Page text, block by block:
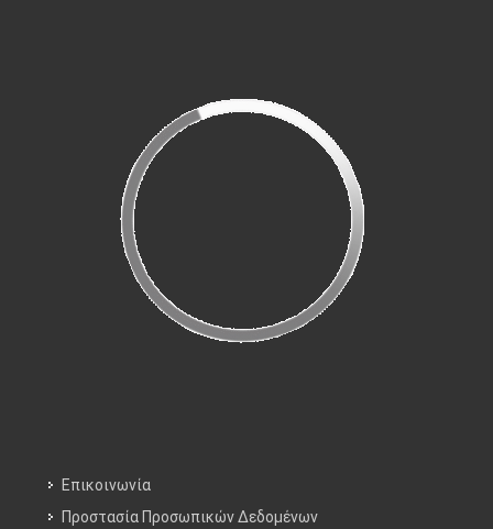
Επικοινωνία
Προστασία Προσωπικών Δεδομένων